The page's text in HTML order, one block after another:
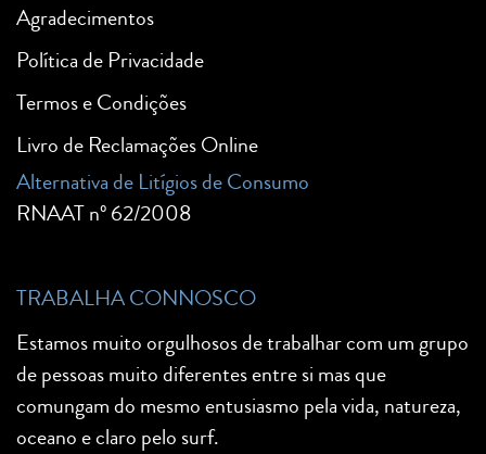
Agradecimentos
Política de Privacidade
Termos e Condições
Livro de Reclamações Online
Alternativa de Litígios de Consumo
RNAAT nº 62/2008
TRABALHA CONNOSCO
Estamos muito orgulhosos de trabalhar com um grupo
de pessoas muito diferentes entre si mas que
comungam do mesmo entusiasmo pela vida, natureza,
oceano e claro pelo surf.